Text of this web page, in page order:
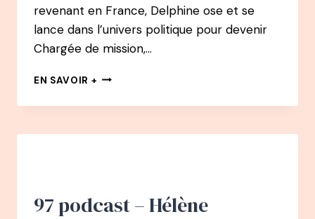
revenant en France, Delphine ose et se
lance dans l’univers politique pour devenir
Chargée de mission,…
EN SAVOIR + 98
–
LACAILLE
LA
97 podcast – Hélène